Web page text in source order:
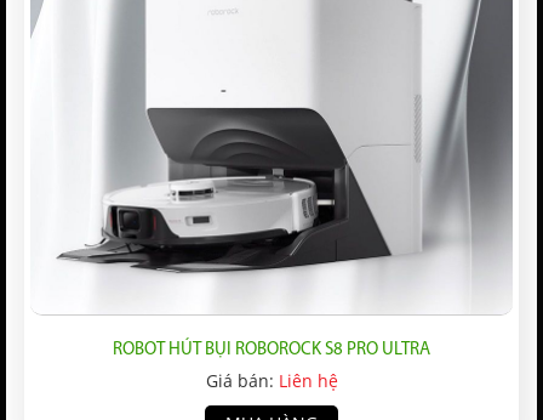
ROBOT HÚT BỤI ROBOROCK S8 PRO ULTRA
Giá bán: Liên hệ